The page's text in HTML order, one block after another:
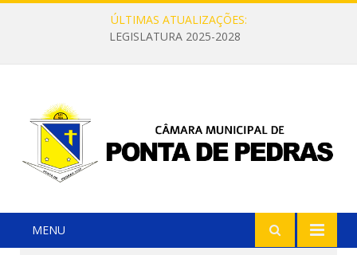
ÚLTIMAS ATUALIZAÇÕES:
LEGISLATURA 2025-2028
MENU